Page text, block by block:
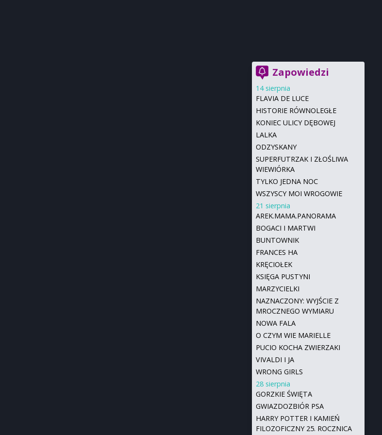
Zapowiedzi
14 sierpnia
FLAVIA DE LUCE
HISTORIE RÓWNOLEGŁE
KONIEC ULICY DĘBOWEJ
LALKA
ODZYSKANY
SUPERFUTRZAK I ZŁOŚLIWA
WIEWIÓRKA
TYLKO JEDNA NOC
WSZYSCY MOI WROGOWIE
21 sierpnia
AREK.MAMA.PANORAMA
BOGACI I MARTWI
BUNTOWNIK
FRANCES HA
KRĘCIOŁEK
KSIĘGA PUSTYNI
MARZYCIELKI
NAZNACZONY: WYJŚCIE Z
MROCZNEGO WYMIARU
NOWA FALA
O CZYM WIE MARIELLE
PUCIO KOCHA ZWIERZAKI
VIVALDI I JA
WRONG GIRLS
28 sierpnia
GORZKIE ŚWIĘTA
GWIAZDOZBIÓR PSA
HARRY POTTER I KAMIEŃ
FILOZOFICZNY 25. ROCZNICA